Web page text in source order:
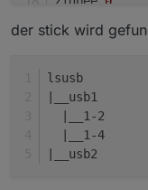
zigbee.0
zigbee
zigbee
zigbee.0
der stick wird
lsusb
|__usb1
|__1-2
|__1-4
|__usb2